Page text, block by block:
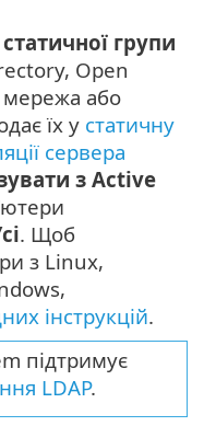
групи
Open
мережа або
їх у статичну
сервера
з Active
. Щоб
з Linux,
інструкцій.
підтримує
LDAP.